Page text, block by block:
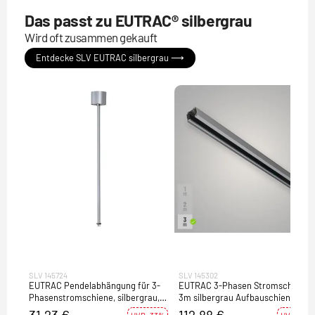
Das passt zu EUTRAC® silbergrau
Wird oft zusammen gekauft
Entdecke SLV EUTRAC silbergrau ⟶
SLV 145724
EUTRAC Pendelabhängung für 3-
Phasenstromschiene, silbergrau,
60cm
SLV 145302
EUTRAC 3-Phasen Stromschiene
3m silbergrau Aufbauschiene